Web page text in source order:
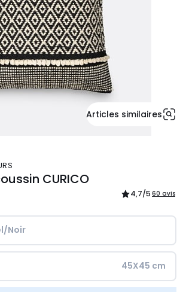
Articles similaires
CURICO
4,7/5 60 avis
Noir
45X45 cm